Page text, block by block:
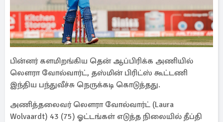
பின்னர் களமிறங்கிய தென் ஆப்பிரிக்க அணியில்
லௌரா வோல்வார்ட், தஸ்மின் பிரிட்ஸ் கூட்டணி
இந்திய பந்துவீச்சு நெருக்கடி கொடுத்தது.
அணித்தலைவர் லௌரா வோல்வார்ட் (Laura
Wolvaardt) 43 (75) ஓட்டங்கள் எடுத்த நிலையில் தீப்தி